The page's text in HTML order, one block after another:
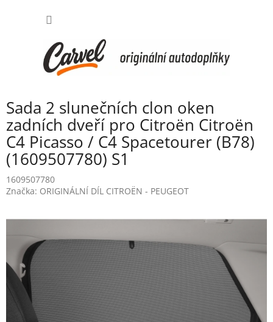
Sada 2 slunečních clon oken
zadních dveří pro Citroën Citroën
C4 Picasso / C4 Spacetourer (B78)
(1609507780) S1
1609507780
Značka: ORIGINÁLNÍ DÍL CITROËN - PEUGEOT